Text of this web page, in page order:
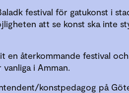
festival för gatukonst i
att se konst ska inte
en återkommande festival
vanliga i Amman.
konstpedagog på